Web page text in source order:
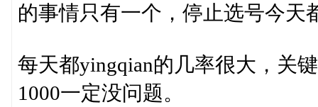
的事情只有一个，停止选号今天
每天都yingqian的几率很大，关
1000一定没问题。